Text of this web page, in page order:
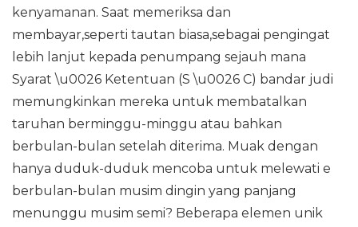
kenyamanan. Saat memeriksa dan
membayar,seperti tautan biasa,sebagai pengingat
lebih lanjut kepada penumpang sejauh mana
Syarat \u0026 Ketentuan (S \u0026 C) bandar judi
memungkinkan mereka untuk membatalkan
taruhan berminggu-minggu atau bahkan
berbulan-bulan setelah diterima. Muak dengan
hanya duduk-duduk mencoba untuk melewati e
berbulan-bulan musim dingin yang panjang
menunggu musim semi? Beberapa elemen unik